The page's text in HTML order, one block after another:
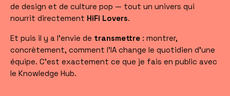
de design et de culture pop — tout un univers qui
nourrit directement HiFi Lovers.
Et puis il y a l'envie de transmettre : montrer,
concrètement, comment l'IA change le quotidien d'une
équipe. C'est exactement ce que je fais en public avec
le Knowledge Hub.